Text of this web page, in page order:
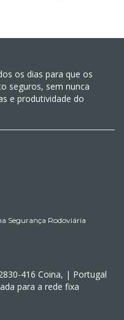
os dias para que os
seguros, sem nunca
e produtividade do
Segurança Rodoviária
416 Coina, | Portugal
para a rede fixa